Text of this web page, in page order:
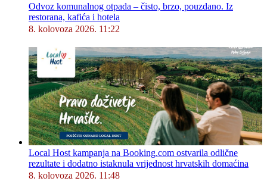
Odvoz komunalnog otpada – čisto, brzo, pouzdano. Iz
restorana, kafića i hotela
8. kolovoza 2026. 11:22
Local Host kampanja na Booking.com ostvarila odlične
rezultate i dodatno istaknula vrijednost hrvatskih domaćina
8. kolovoza 2026. 11:48